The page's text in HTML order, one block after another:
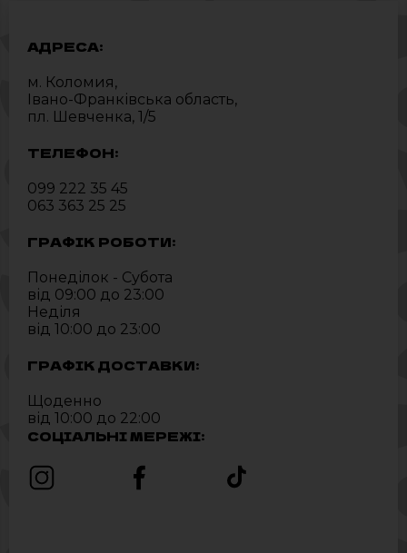
АДРЕСА:
м. Коломия,
Івано-Франківська область,
пл. Шевченка, 1/5
ТЕЛЕФОН:
099 222 35 45
063 363 25 25
ГРАФІК РОБОТИ:
Понеділок - Субота
від 09:00 до 23:00
Неділя
від 10:00 до 23:00
ГРАФІК ДОСТАВКИ:
Щоденно
від 10:00 до 22:00
СОЦІАЛЬНІ МЕРЕЖІ: